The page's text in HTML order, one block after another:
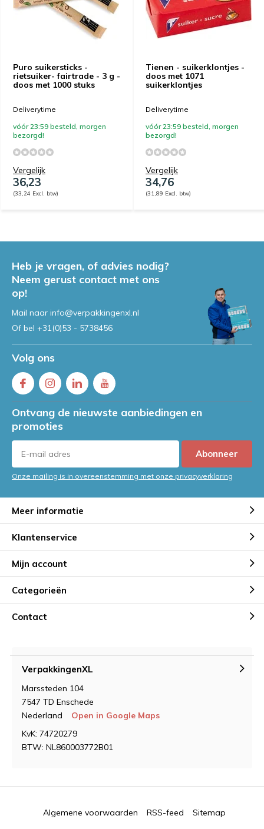
Puro suikersticks -
rietsuiker- fairtrade - 3 g -
doos met 1000 stuks
Deliverytime
vóór 23:59 besteld, morgen
bezorgd!
Vergelijk
36,23
(33,24 Excl. btw)
Tienen - suikerklontjes -
doos met 1071
suikerklontjes
Deliverytime
vóór 23:59 besteld, morgen
bezorgd!
Vergelijk
34,76
(31,89 Excl. btw)
Heb je vragen, of advies nodig?
Neem gerust contact met ons
op!
Mail naar info@verpakkingenxl.nl
Of bel +31(0)53 - 5738456
Volg ons
Ontvang de nieuwste aanbiedingen en
promoties
Abonneer
Onze mailing is in overeenstemming met onze privacyverklaring
Meer informatie
Klantenservice
Mijn account
Categorieën
Contact
VerpakkingenXL
Marssteden 104
7547 TD Enschede
Nederland
Open in Google Maps
KvK: 74720279
BTW: NL860003772B01
Algemene voorwaarden RSS-feed Sitemap